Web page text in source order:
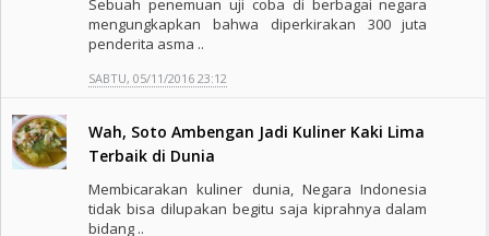
Sebuah penemuan uji coba di berbagai negara
mengungkapkan bahwa diperkirakan 300 juta
penderita asma ..
SABTU, 05/11/2016 23:12
Wah, Soto Ambengan Jadi Kuliner Kaki Lima
Terbaik di Dunia
Membicarakan kuliner dunia, Negara Indonesia
tidak bisa dilupakan begitu saja kiprahnya dalam
bidang ..